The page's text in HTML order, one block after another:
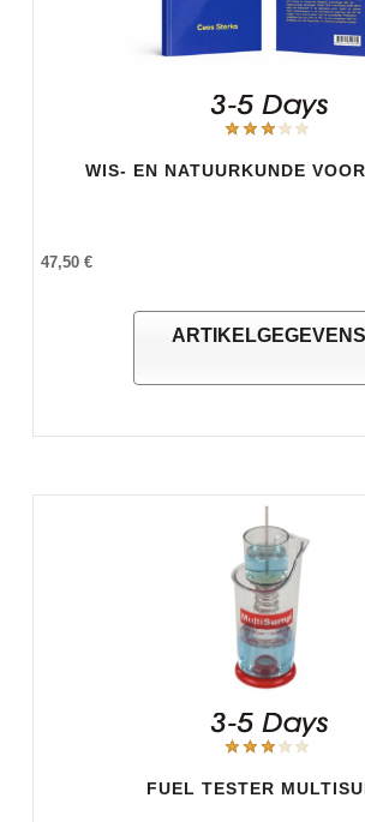
WIS- EN NATUURKUNDE
47,50 €
ARTIKELGEGEVENS
FUEL TESTER